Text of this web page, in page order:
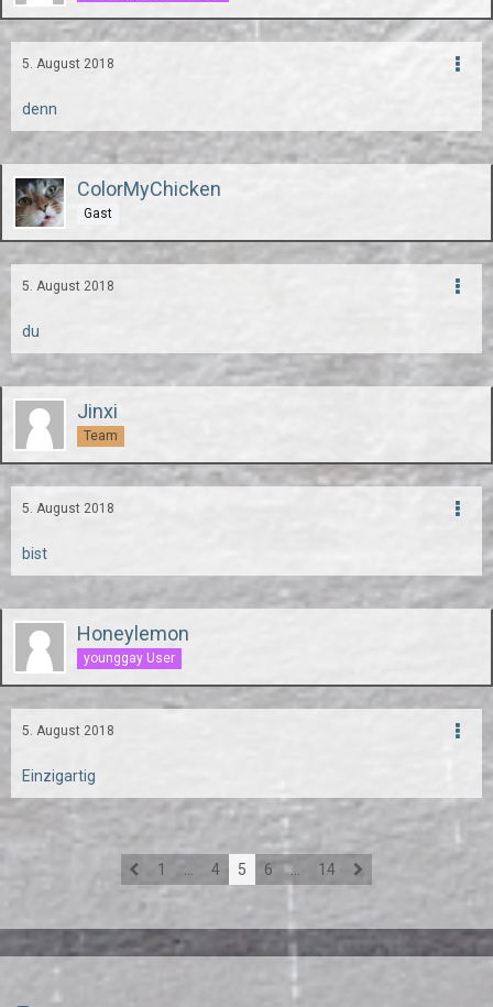
5. August 2018
denn
ColorMyChicken
Gast
5. August 2018
du
Jinxi
Team
5. August 2018
bist
Honeylemon
younggay User
5. August 2018
Einzigartig
1 4 5 6 … 14